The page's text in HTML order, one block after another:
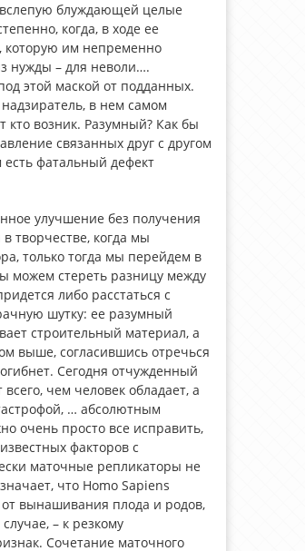
блуждающей целые
когда, в ходе ее
которую им непременно
нужды – для неволи….
этой маской от подданных.
в нем самом
кто возник. Разумный? Как бы
связанных друг с другом
фатальный дефект
улучшение без получения
творчестве, когда мы
только тогда мы перейдем в
можем стереть разницу между
либо расстаться с
шутку: ее разумный
строительный материал, а
выше, согласившись отречься
Сегодня отчужденный
чем человек обладает, а
… абсолютным
очень просто все исправить,
факторов с
маточные репликаторы не
что Homo Sapiens
вынашивания плода и родов,
– к резкому
Сочетание маточного